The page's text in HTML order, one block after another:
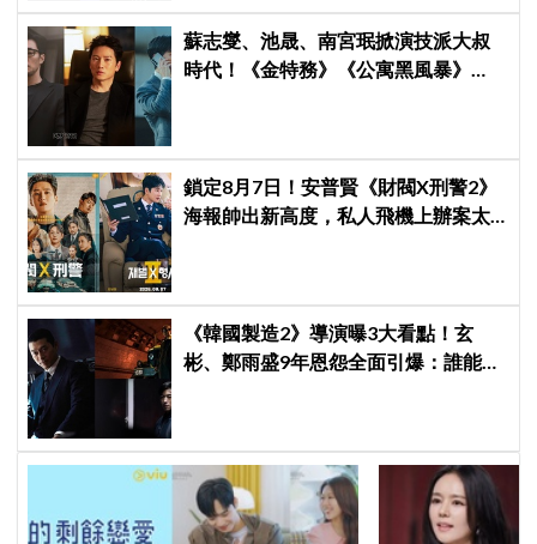
蘇志燮、池晟、南宮珉掀演技派大叔
時代！《金特務》《公寓黑風暴》
鎖定8月7日！安普賢《財閥X刑警2》
海報帥出新高度，私人飛機上辦案太
《韓國製造2》導演曝3大看點！玄
彬、鄭雨盛9年恩怨全面引爆：誰能活